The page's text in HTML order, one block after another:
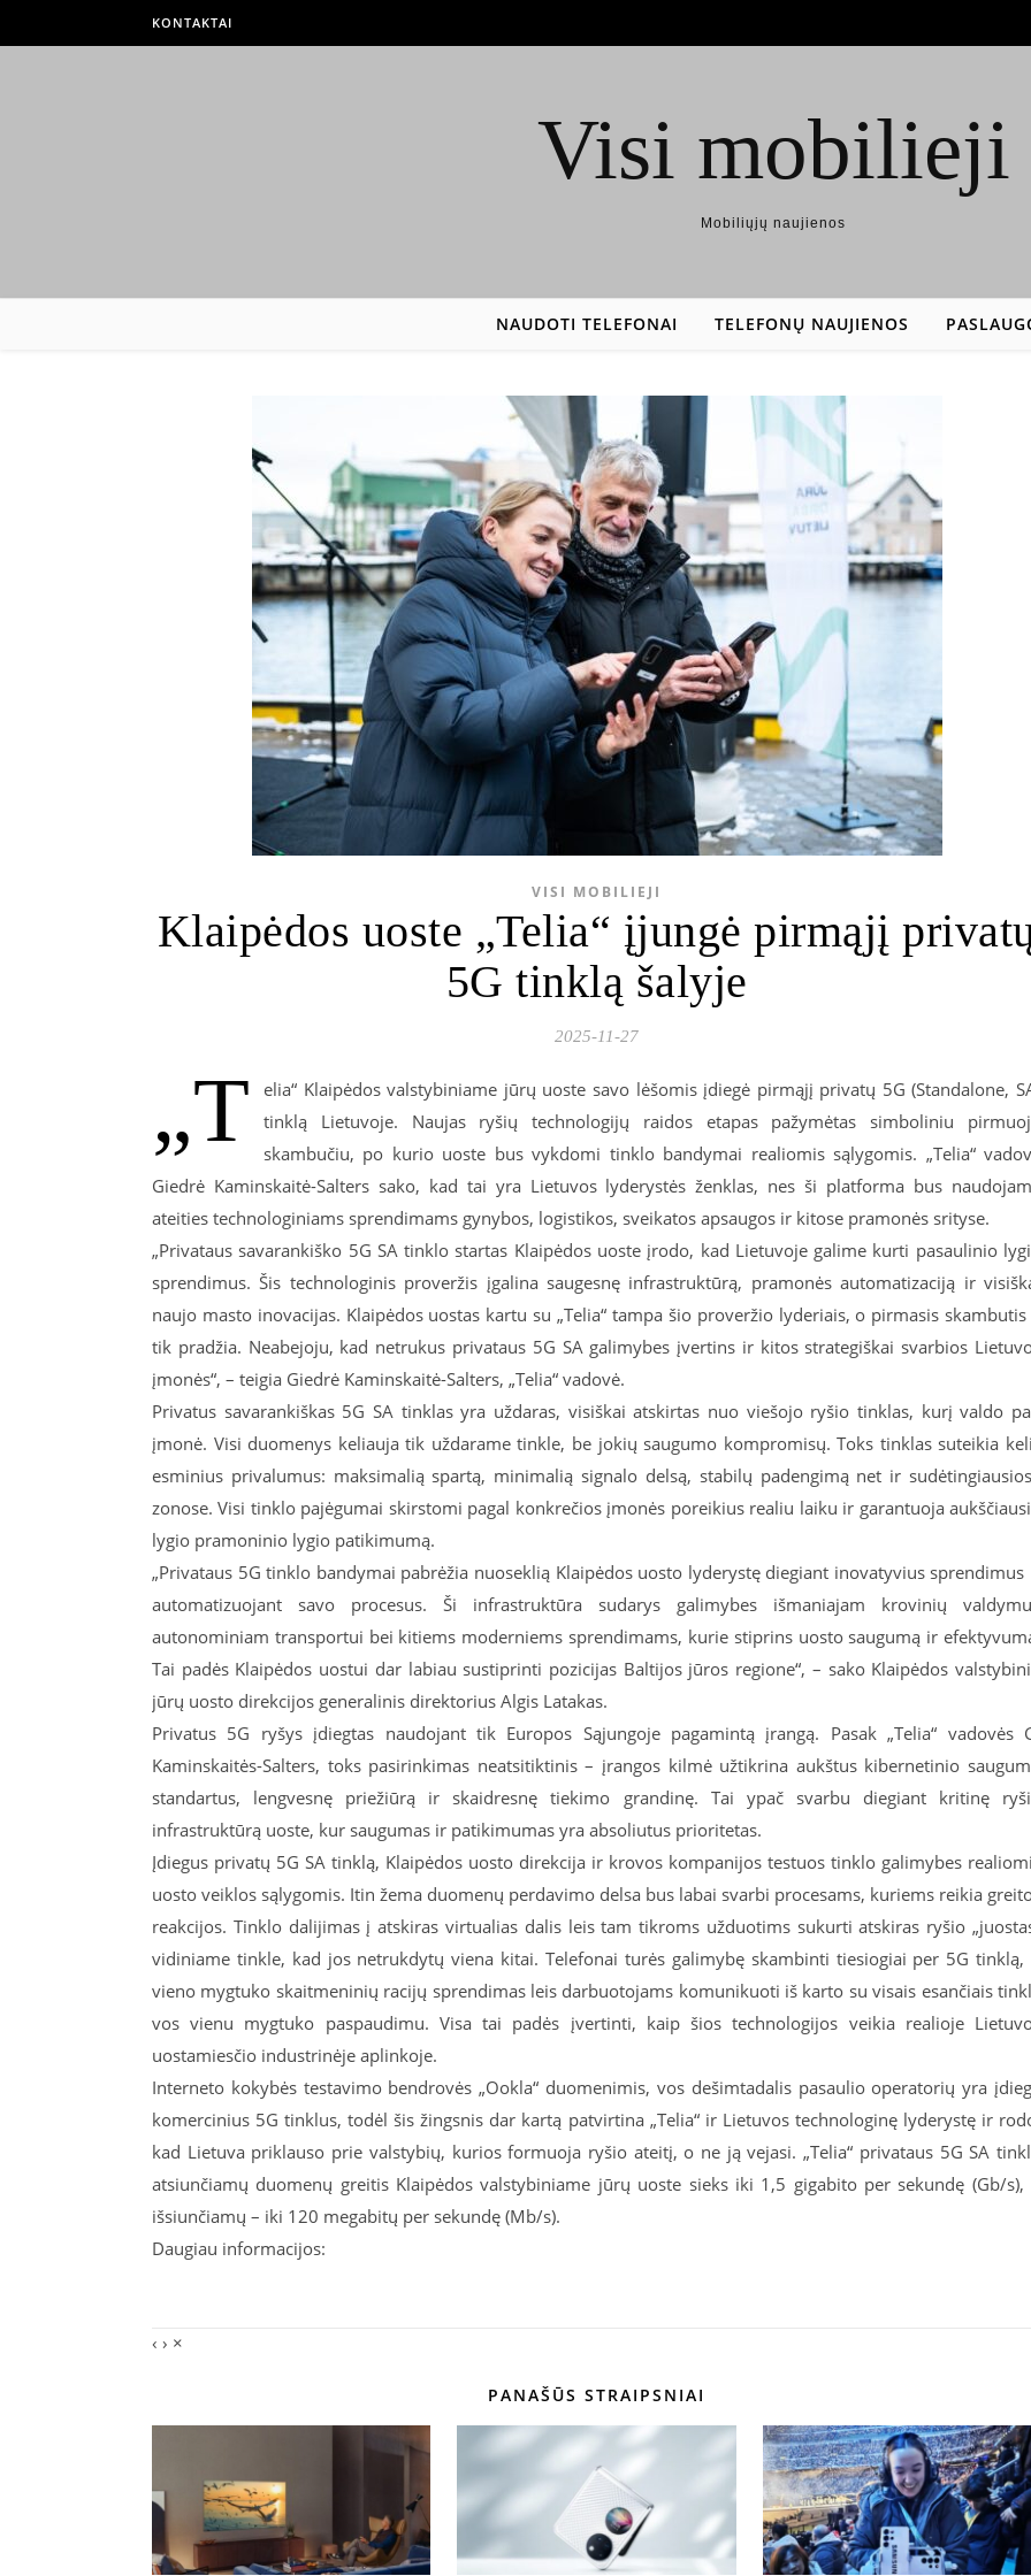
KONTAKTAI
Visi mobilieji
Mobiliųjų naujienos
NAUDOTI TELEFONAI TELEFONŲ NAUJIENOS
VISI MOBILIEJI
Klaipėdos uoste „Telia“ įjungė pirmąjį
5G tinklą šalyje
2025-11-27
„T
elia“ Klaipėdos valstybiniame jūrų uoste savo lėšomis įdiegė pirmąjį privatų 5G (Standalone,
tinklą Lietuvoje. Naujas ryšių technologijų raidos etapas pažymėtas simboliniu
skambučiu, po kurio uoste bus vykdomi tinklo bandymai realiomis sąlygomis. „Telia“
Giedrė Kaminskaitė-Salters sako, kad tai yra Lietuvos lyderystės ženklas, nes ši platforma bus
ateities technologiniams sprendimams gynybos, logistikos, sveikatos apsaugos ir kitose pramonės srityse.
„Privataus savarankiško 5G SA tinklo startas Klaipėdos uoste įrodo, kad Lietuvoje galime kurti pasaulinio
sprendimus. Šis technologinis proveržis įgalina saugesnę infrastruktūrą, pramonės automatizaciją ir
naujo masto inovacijas. Klaipėdos uostas kartu su „Telia“ tampa šio proveržio lyderiais, o pirmasis skambutis
tik pradžia. Neabejoju, kad netrukus privataus 5G SA galimybes įvertins ir kitos strategiškai svarbios
įmonės“, – teigia Giedrė Kaminskaitė-Salters, „Telia“ vadovė.
Privatus savarankiškas 5G SA tinklas yra uždaras, visiškai atskirtas nuo viešojo ryšio tinklas, kurį valdo
įmonė. Visi duomenys keliauja tik uždarame tinkle, be jokių saugumo kompromisų. Toks tinklas suteikia
esminius privalumus: maksimalią spartą, minimalią signalo delsą, stabilų padengimą net ir
zonose. Visi tinklo pajėgumai skirstomi pagal konkrečios įmonės poreikius realiu laiku ir garantuoja
lygio pramoninio lygio patikimumą.
„Privataus 5G tinklo bandymai pabrėžia nuoseklią Klaipėdos uosto lyderystę diegiant inovatyvius sprendimus
automatizuojant savo procesus. Ši infrastruktūra sudarys galimybes išmaniajam krovinių
autonominiam transportui bei kitiems moderniems sprendimams, kurie stiprins uosto saugumą ir
Tai padės Klaipėdos uostui dar labiau sustiprinti pozicijas Baltijos jūros regione“, – sako Klaipėdos
jūrų uosto direkcijos generalinis direktorius Algis Latakas.
Privatus 5G ryšys įdiegtas naudojant tik Europos Sąjungoje pagamintą įrangą. Pasak „Telia“ vadovės
Kaminskaitės-Salters, toks pasirinkimas neatsitiktinis – įrangos kilmė užtikrina aukštus kibernetinio
standartus, lengvesnę priežiūrą ir skaidresnę tiekimo grandinę. Tai ypač svarbu diegiant kritinę
infrastruktūrą uoste, kur saugumas ir patikimumas yra absoliutus prioritetas.
Įdiegus privatų 5G SA tinklą, Klaipėdos uosto direkcija ir krovos kompanijos testuos tinklo galimybes
uosto veiklos sąlygomis. Itin žema duomenų perdavimo delsa bus labai svarbi procesams, kuriems reikia
reakcijos. Tinklo dalijimas į atskiras virtualias dalis leis tam tikroms užduotims sukurti atskiras ryšio
vidiniame tinkle, kad jos netrukdytų viena kitai. Telefonai turės galimybę skambinti tiesiogiai per 5G tinklą,
vieno mygtuko skaitmeninių racijų sprendimas leis darbuotojams komunikuoti iš karto su visais esančiais
vos vienu mygtuko paspaudimu. Visa tai padės įvertinti, kaip šios technologijos veikia realioje
uostamiesčio industrinėje aplinkoje.
Interneto kokybės testavimo bendrovės „Ookla“ duomenimis, vos dešimtadalis pasaulio operatorių yra
komercinius 5G tinklus, todėl šis žingsnis dar kartą patvirtina „Telia“ ir Lietuvos technologinę lyderystę ir
kad Lietuva priklauso prie valstybių, kurios formuoja ryšio ateitį, o ne ją vejasi. „Telia“ privataus 5G SA
atsiunčiamų duomenų greitis Klaipėdos valstybiniame jūrų uoste sieks iki 1,5 gigabito per sekundę (Gb/s),
išsiunčiamų – iki 120 megabitų per sekundę (Mb/s).
Daugiau informacijos:
‹ › ×
PANAŠŪS STRAIPSNIAI